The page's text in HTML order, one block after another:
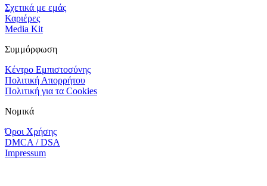
Σχετικά με εμάς
Καριέρες
Media Kit
Συμμόρφωση
Κέντρο Εμπιστοσύνης
Πολιτική Απορρήτου
Πολιτική για τα Cookies
Νομικά
Όροι Χρήσης
DMCA / DSA
Impressum